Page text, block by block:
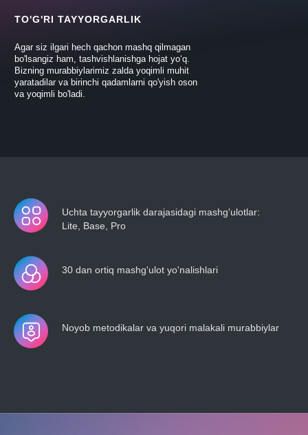
Agar siz ilgari hech qachon mashq qilmagan
bo'lsangiz ham, tashvishlanishga hojat yo‘q.
Bizning murabbiylarimiz zalda yoqimli muhit
yaratadilar va birinchi qadamlarni qo'yish oson
va yoqimli bo'ladi.
TO'G'RI TAYYORGARLIK
Uchta tayyorgarlik darajasidagi mashg'ulotlar:
Lite, Base, Pro
30 dan ortiq mashg'ulot yo'nalishlari
Noyob metodikalar va yuqori malakali murabbiylar